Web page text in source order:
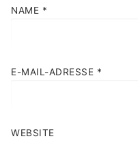
NAME *
E-MAIL-ADRESSE *
WEBSITE